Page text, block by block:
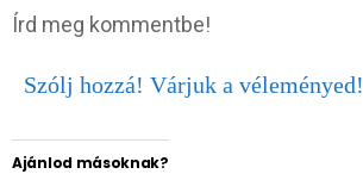
Írd meg kommentbe!
Szólj hozzá! Várjuk a véleményed!
Ajánlod másoknak?